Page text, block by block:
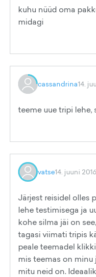
kuhu nüüd oma
midagi
cassandrina14.
teeme uue tripi lehe,
vatse14. juuni
Järjest reisidel olles
lehe testimisega ja
kohe silma jäi on
tagasi viimati tripis
peale teemadel
mis teemas on
mitu neid on.